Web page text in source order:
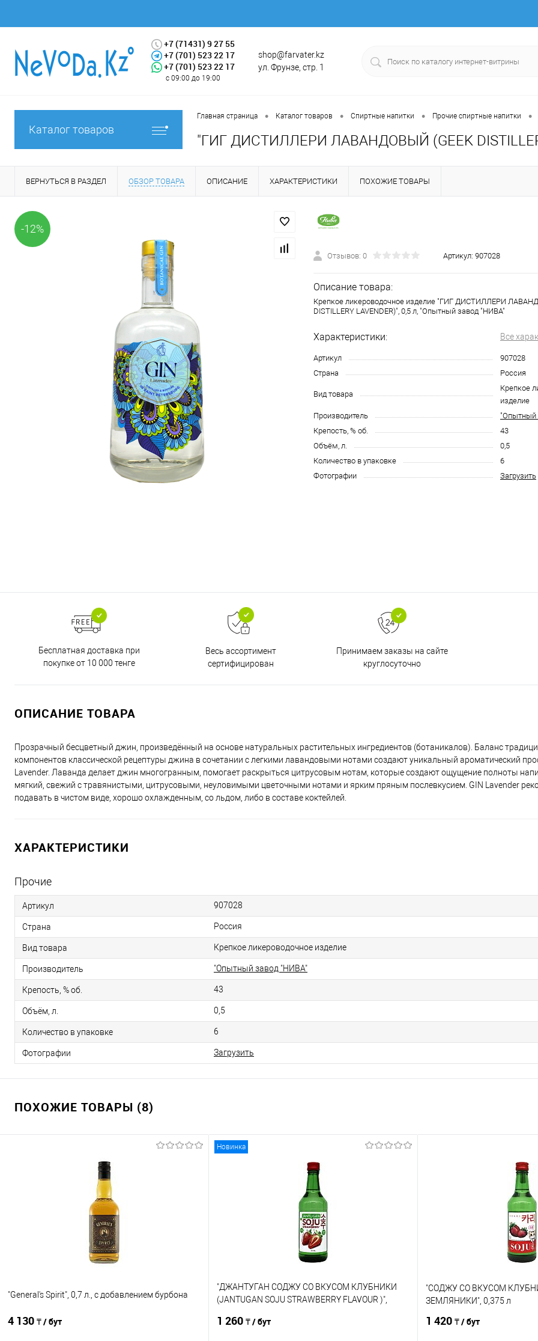
+7 (71431) 9 27 55
+7 (701) 523 22 17
+7 (701) 523 22 17
с 09:00 до 19:00
shop@farvater.kz
ул. Фрунзе, стр. 1
Каталог товаров
Главная страница • Каталог товаров • Спиртные напитки • Прочие спиртные напитки •
"ГИГ ДИСТИЛЛЕРИ ЛАВАНДОВЫЙ (GEEK
ВЕРНУТЬСЯ В РАЗДЕЛ ОБЗОР ТОВАРА ОПИСАНИЕ ХАРАКТЕРИСТИКИ ПОХОЖИЕ ТОВАРЫ
-12%
Отзывов: 0 Артикул: 907028
Описание товара:
Крепкое ликероводочное изделие "ГИГ ДИСТИЛЛЕРИ
DISTILLERY LAVENDER)", 0,5 л, "Опытный завод "НИВА"
Характеристики: Все
Артикул
907028
Страна
Россия
Вид товара
Крепкое
изделие
Производитель
"Опытный
Крепость, % об.
43
Объём, л.
0,5
Количество в упаковке
6
Фотографии
Загрузить
Бесплатная доставка при
покупке от 10 000 тенге
Весь ассортимент
сертифицирован
Принимаем заказы на сайте
круглосуточно
ОПИСАНИЕ ТОВАРА
Прозрачный бесцветный джин, произведённый на основе натуральных растительных ингредиентов (ботаникалов). Баланс
компонентов классической рецептуры джина в сочетании с легкими лавандовыми нотами создают уникальный ароматический
Lavender. Лаванда делает джин многогранным, помогает раскрыться цитрусовым нотам, которые создают ощущение полноты
мягкий, свежий с травянистыми, цитрусовыми, неуловимыми цветочными нотами и ярким пряным послевкусием. GIN Lavender
подавать в чистом виде, хорошо охлажденным, со льдом, либо в составе коктейлей.
ХАРАКТЕРИСТИКИ
Прочие
Артикул 907028
Страна Россия
Вид товара Крепкое ликероводочное изделие
Производитель "Опытный завод "НИВА"
Крепость, % об. 43
Объём, л. 0,5
Количество в упаковке 6
Фотографии Загрузить
ПОХОЖИЕ ТОВАРЫ (8)
"General's Spirit", 0,7 л., с добавлением бурбона
4 130 ₸ / бут
Новинка
"ДЖАНТУГАН СОДЖУ СО ВКУСОМ КЛУБНИКИ
(JANTUGAN SOJU STRAWBERRY FLAVOUR )",
1 260 ₸ / бут
"СОДЖУ СО ВКУСОМ
ЗЕМЛЯНИКИ", 0,375 л
1 420 ₸ / бут